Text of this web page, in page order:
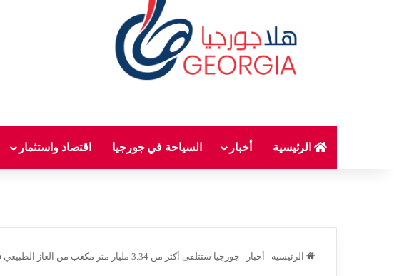
الرئيسية أخبار السياحة في جورجيا اقتصاد واستثمار
الرئيسية | أخبار | جورجيا ستتلقى أكثر من 3.34 مليار متر مكعب من الغاز الطبيعي في 2026